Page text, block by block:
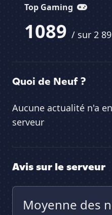
Top Gaming
1089 / sur 2
Quoi de Neuf ?
Aucune actualité n'a
serveur
Avis sur le serveur
Moyenne des